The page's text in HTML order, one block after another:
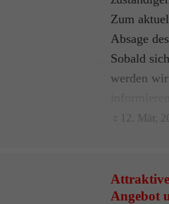
Zum
Absage
Sobald
werden
12. Mär,
Angebot